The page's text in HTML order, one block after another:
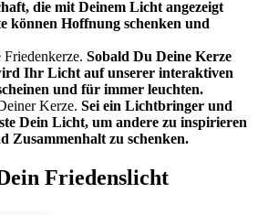
die mit Deinem Licht angezeigt
können Hoffnung schenken und
Sobald Du Deine Kerze
Ihr Licht auf unserer interaktiven
und für immer leuchten.
Kerze. Sei ein Lichtbringer und
Dein Licht, um andere zu inspirieren
Zusammenhalt zu schenken.
Friedenslicht